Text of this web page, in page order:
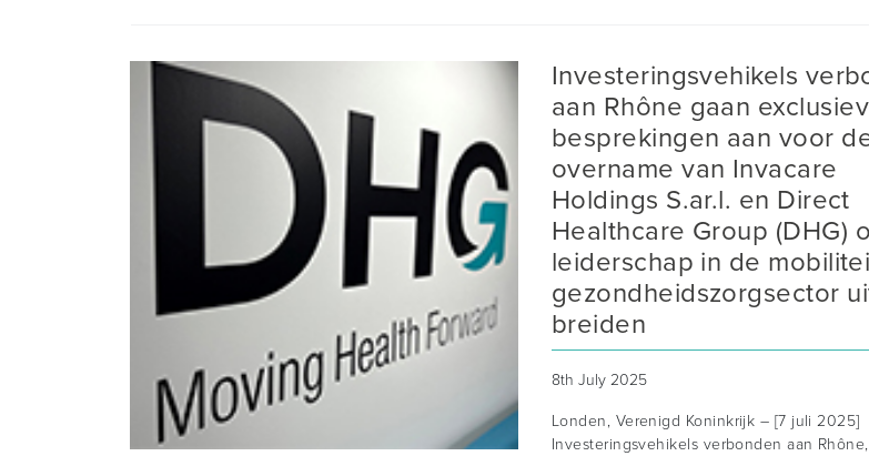
Investeringsvehikels
aan Rhône gaan
besprekingen aan voor
overname van Invacare
Holdings S.ar.l. en Direct
Healthcare Group (DHG)
leiderschap in de
gezondheidszorgsector
breiden
8th July 2025
Londen, Verenigd Koninkrijk – [7 juli 2025]
Investeringsvehikels verbonden aan